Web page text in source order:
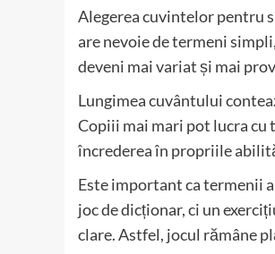
Alegerea cuvintelor pentru
are nevoie de termeni
deveni mai variat și mai
Lungimea cuvântului
Copiii mai mari pot lucra cu
încrederea în propriile
Este important ca termenii
joc de dicționar, ci un
clare. Astfel, jocul rămâne